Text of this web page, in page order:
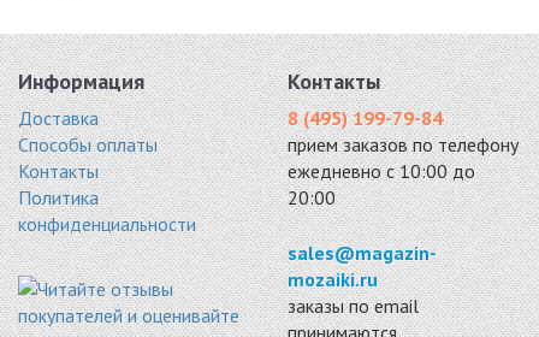
Информация
Доставка
Способы оплаты
Контакты
Политика
конфиденциальности
Контакты
8 (495) 199-79-84
прием заказов по телефону
ежедневно с 10:00 до
20:00
sales@magazin-
mozaiki.ru
заказы по email
принимаются